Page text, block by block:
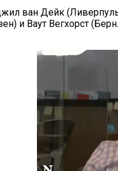
ван Дейк
и Ваут Вегхорст